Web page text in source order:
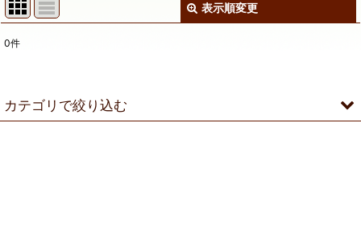
表示順変更
表示数
0件
カテゴリで絞り込む